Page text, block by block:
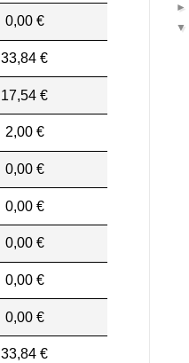
0,00 €
33,84 €
17,54 €
2,00 €
0,00 €
0,00 €
0,00 €
0,00 €
0,00 €
33,84 €
►
▼